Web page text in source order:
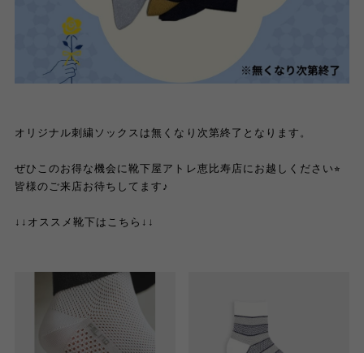
オリジナル刺繍ソックスは無くなり次第終了となります。
ぜひこのお得な機会に靴下屋アトレ恵比寿店にお越しください⭐︎
皆様のご来店お待ちしてます♪
↓↓オススメ靴下はこちら↓↓